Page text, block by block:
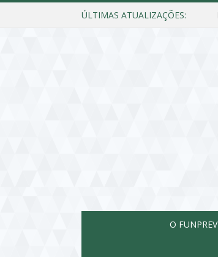
ÚLTIMAS ATUALIZAÇÕES:
O FUNPREV